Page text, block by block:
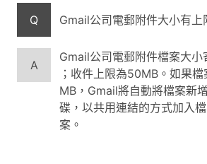
Q
Gmail公司電郵附件大小有上
A
Gmail公司電郵附件檔案大
；收件上限為50MB。如果
MB，Gmail將自動將檔案新
碟，以共用連結的方式加入
案。